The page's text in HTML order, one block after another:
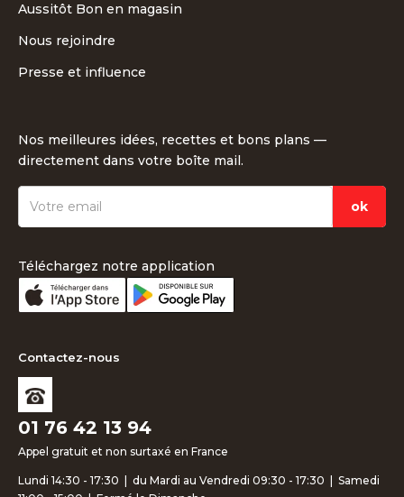
Aussitôt Bon en magasin
Nous rejoindre
Presse et influence
Nos meilleures idées, recettes et bons plans —
directement dans votre boîte mail.
Téléchargez notre application
Contactez-nous
01 76 42 13 94
Appel gratuit et non surtaxé en France
Lundi 14:30 - 17:30 | du Mardi au Vendredi 09:30 - 17:30 | Samedi